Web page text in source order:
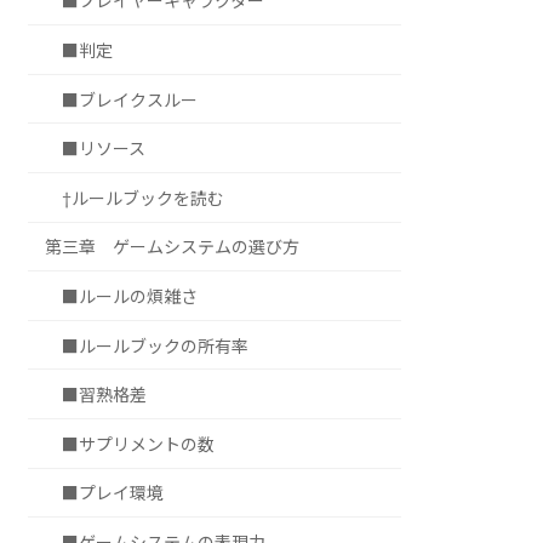
■判定
■ブレイクスルー
■リソース
†ルールブックを読む
第三章 ゲームシステムの選び方
■ルールの煩雑さ
■ルールブックの所有率
■習熟格差
■サプリメントの数
■プレイ環境